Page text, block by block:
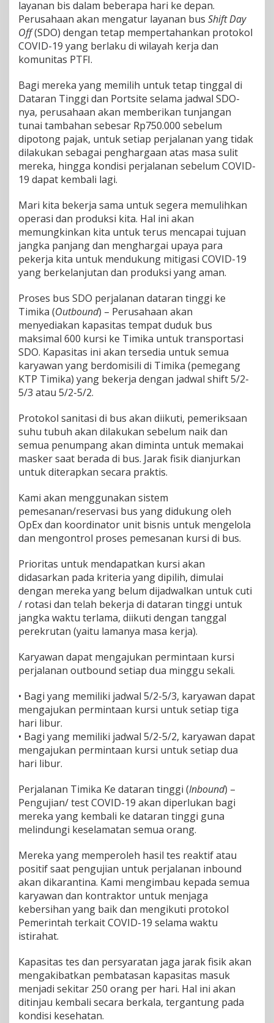
layanan bis dalam beberapa hari ke depan.
Perusahaan akan mengatur layanan bus Shift Day
Off(SDO) dengan tetap mempertahankan protokol
COVID-19 yang berlaku di wilayah kerja dan
komunitas PTFI.
Bagi mereka yang memilih untuk tetap tinggal di
Dataran Tinggi dan Portsite selama jadwal SDO-
nya, perusahaan akan memberikan tunjangan
tunai tambahan sebesar Rp750.000 sebelum
dipotong pajak, untuk setiap perjalanan yang tidak
dilakukan sebagai penghargaan atas masa sulit
mereka, hingga kondisi perjalanan sebelum COVID-
19 dapat kembali lagi.
Mari kita bekerja sama untuk segera memulihkan
operasi dan produksi kita. Hal ini akan
memungkinkan kita untuk terus mencapai tujuan
jangka panjang dan menghargai upaya para
pekerja kita untuk mendukung mitigasi COVID-19
yang berkelanjutan dan produksi yang aman.
Proses bus SDO perjalanan dataran tinggi ke
Timika (Outbound) – Perusahaan akan
menyediakan kapasitas tempat duduk bus
maksimal 600 kursi ke Timika untuk transportasi
SDO. Kapasitas ini akan tersedia untuk semua
karyawan yang berdomisili di Timika (pemegang
KTP Timika) yang bekerja dengan jadwal shift 5/2-
5/3 atau 5/2-5/2.
Protokol sanitasi di bus akan diikuti, pemeriksaan
suhu tubuh akan dilakukan sebelum naik dan
semua penumpang akan diminta untuk memakai
masker saat berada di bus. Jarak fisik dianjurkan
untuk diterapkan secara praktis.
Kami akan menggunakan sistem
pemesanan/reservasi bus yang didukung oleh
OpEx dan koordinator unit bisnis untuk mengelola
dan mengontrol proses pemesanan kursi di bus.
Prioritas untuk mendapatkan kursi akan
didasarkan pada kriteria yang dipilih, dimulai
dengan mereka yang belum dijadwalkan untuk cuti
/ rotasi dan telah bekerja di dataran tinggi untuk
jangka waktu terlama, diikuti dengan tanggal
perekrutan (yaitu lamanya masa kerja).
Karyawan dapat mengajukan permintaan kursi
perjalanan outbound setiap dua minggu sekali.
• Bagi yang memiliki jadwal 5/2-5/3, karyawan dapat
mengajukan permintaan kursi untuk setiap tiga
hari libur.
• Bagi yang memiliki jadwal 5/2-5/2, karyawan dapat
mengajukan permintaan kursi untuk setiap dua
hari libur.
Perjalanan Timika Ke dataran tinggi (Inbound) –
Pengujian/ test COVID-19 akan diperlukan bagi
mereka yang kembali ke dataran tinggi guna
melindungi keselamatan semua orang.
Mereka yang memperoleh hasil tes reaktif atau
positif saat pengujian untuk perjalanan inbound
akan dikarantina. Kami mengimbau kepada semua
karyawan dan kontraktor untuk menjaga
kebersihan yang baik dan mengikuti protokol
Pemerintah terkait COVID-19 selama waktu
istirahat.
Kapasitas tes dan persyaratan jaga jarak fisik akan
mengakibatkan pembatasan kapasitas masuk
menjadi sekitar 250 orang per hari. Hal ini akan
ditinjau kembali secara berkala, tergantung pada
kondisi kesehatan.